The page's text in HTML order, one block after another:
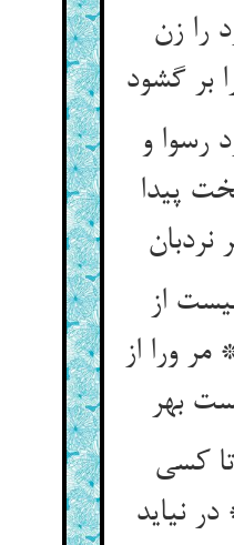
را زن
بر گشود
رسوا و
پیدا
از
ورا از
بهر
کسی
نیاید